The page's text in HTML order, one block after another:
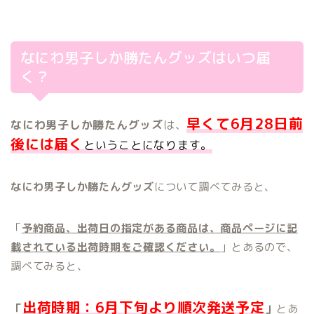
なにわ男子しか勝たんグッズはいつ届
く？
なにわ男子しか勝たんグッズは、 早くて6月28日前
後には届く ということになります。
なにわ男子しか勝たんグッズについて調べてみると、
「予約商品、出荷日の指定がある商品は、商品ページに記
載されている出荷時期をご確認ください。
」とあるので、
調べてみると、
「出荷時期：6月下旬より順次発送予定 」 とあ